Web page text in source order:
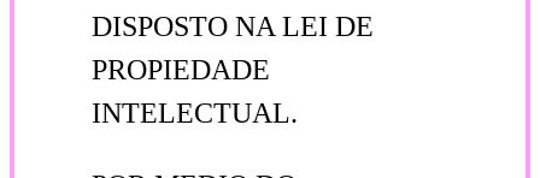
DISPOSTO NA LEI DE
PROPIEDADE
INTELECTUAL.